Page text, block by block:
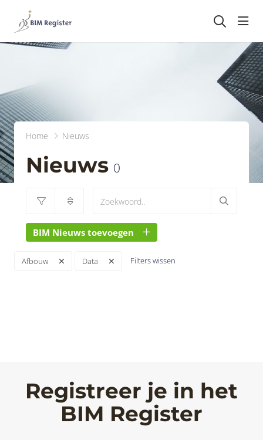
Home Nieuws
Nieuws 0
BIM Nieuws toevoegen
Afbouw Data Filters wissen
Registreer je in het
BIM Register